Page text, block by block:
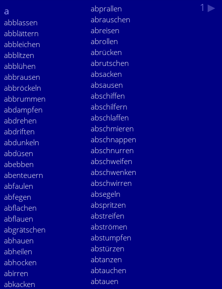
1 ▶
a
abblassen
abblättern
abbleichen
abblitzen
abblühen
abbrausen
abbröckeln
abbrummen
abdampfen
abdrehen
abdriften
abdunkeln
abdüsen
abebben
abenteuern
abfaulen
abfegen
abflachen
abflauen
abgrätschen
abhauen
abheilen
abhocken
abirren
abkacken
abprallen
abrauschen
abreisen
abrollen
abrücken
abrutschen
absacken
absausen
abschiffen
abschilfern
abschlaffen
abschmieren
abschnappen
abschnurren
abschweifen
abschwenken
abschwirren
absegeln
abspritzen
abstreifen
abströmen
abstumpfen
abstürzen
abtanzen
abtauchen
abtauen